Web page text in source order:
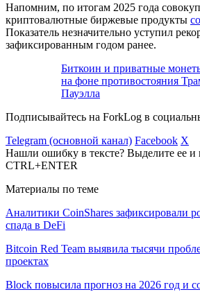
Напомним, по итогам 2025 года
криптовалютные биржевые продукты
Показатель незначительно уступил
зафиксированным годом ранее.
Биткоин и приватные
на фоне противостояния
Пауэлла
Подписывайтесь на ForkLog в
Telegram (основной канал) Facebook X
Нашли ошибку в тексте? Выделите ее и
CTRL+ENTER
Материалы по теме
Аналитики CoinShares зафиксировали
спада в DeFi
Bitcoin Red Team выявила тысячи
проектах
Block повысила прогноз на 2026 год и